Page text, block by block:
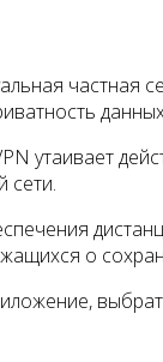
частная
утаивает
сети.
о